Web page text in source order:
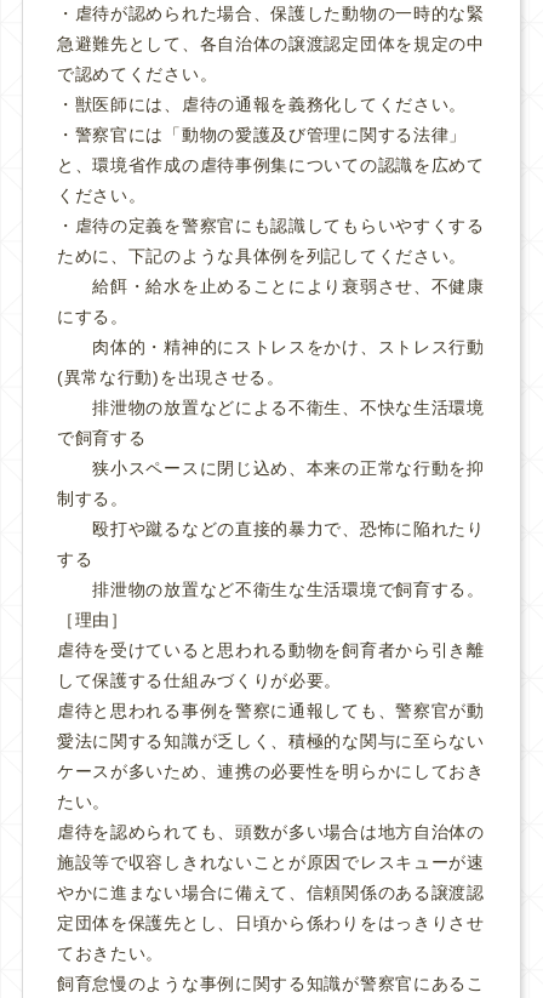
・虐待が認められた場合、保護した動物の一時的な緊
急避難先として、各自治体の譲渡認定団体を規定の中
で認めてください。
・獣医師には、虐待の通報を義務化してください。
・警察官には「動物の愛護及び管理に関する法律」
と、環境省作成の虐待事例集についての認識を広めて
ください。
・虐待の定義を警察官にも認識してもらいやすくする
ために、下記のような具体例を列記してください。
給餌・給水を止めることにより衰弱させ、不健康
にする。
肉体的・精神的にストレスをかけ、ストレス行動
(異常な行動)を出現させる。
排泄物の放置などによる不衛生、不快な生活環境
で飼育する
狭小スペースに閉じ込め、本来の正常な行動を抑
制する。
殴打や蹴るなどの直接的暴力で、恐怖に陥れたり
する
排泄物の放置など不衛生な生活環境で飼育する。
［理由］
虐待を受けていると思われる動物を飼育者から引き離
して保護する仕組みづくりが必要。
虐待と思われる事例を警察に通報しても、警察官が動
愛法に関する知識が乏しく、積極的な関与に至らない
ケースが多いため、連携の必要性を明らかにしておき
たい。
虐待を認められても、頭数が多い場合は地方自治体の
施設等で収容しきれないことが原因でレスキューが速
やかに進まない場合に備えて、信頼関係のある譲渡認
定団体を保護先とし、日頃から係わりをはっきりさせ
ておきたい。
飼育怠慢のような事例に関する知識が警察官にあるこ